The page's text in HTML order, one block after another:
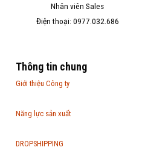
Nhân viên Sales
Điện thoại: 0977.032.686
Thông tin chung
Giới thiệu Công ty
Năng lực sản xuất
DROPSHIPPING